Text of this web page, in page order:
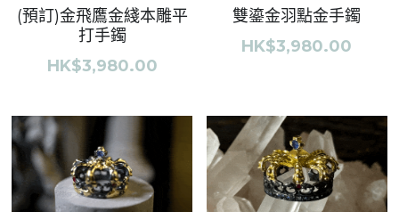
(預訂)金飛鷹金綫本雕平
打手鐲
HK$3,980.00
雙鎏金羽點金手鐲
HK$3,980.00